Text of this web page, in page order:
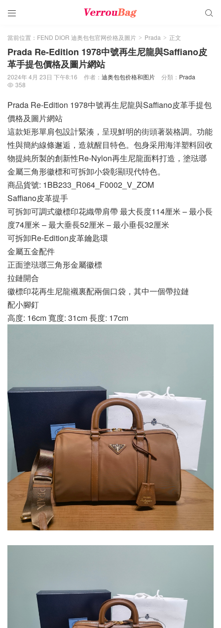
 
當前位置： FEND DIOR 迪奥包包官网价格及圖片 > Prada > 正文
Prada Re-Edition 1978中號再生尼龍與Saffiano皮
革手提包價格及圖片網站
2024年 4月 23日 下午8:16 作者： 迪奥包包价格和图片 分類： Prada
 358
Prada Re-Edition 1978中號再生尼龍與Saffiano皮革手提包
價格及圖片網站
這款矩形單肩包設計緊湊，呈現鮮明的街頭著裝格調。功能
性與簡約線條邂逅，造就醒目特色。包身采用海洋塑料回收
物提純所製的創新性Re-Nylon再生尼龍面料打造，塗琺瑯
金屬三角形徽標和可拆卸小袋彰顯現代特色。
商品貨號: 1BB233_R064_F0002_V_ZOM
Saffiano皮革提手
可拆卸可調式徽標印花織帶肩帶 最大長度114厘米 – 最小長
度74厘米 – 最大垂長52厘米 – 最小垂長32厘米
可拆卸Re-Edition皮革鑰匙環
金屬五金配件
正面塗琺瑯三角形金屬徽標
拉鏈開合
徽標印花再生尼龍襯裏配兩個口袋，其中一個帶拉鏈
配小腳釘
高度: 16cm 寬度: 31cm 長度: 17cm